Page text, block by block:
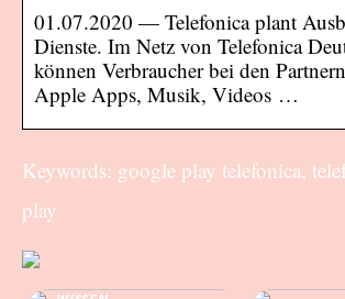
01.07.2020 — Telefonica plant
Dienste. Im Netz von Telefonica
können Verbraucher bei den
Apple Apps, Musik, Videos …
Keywords: google play telefonica,
play